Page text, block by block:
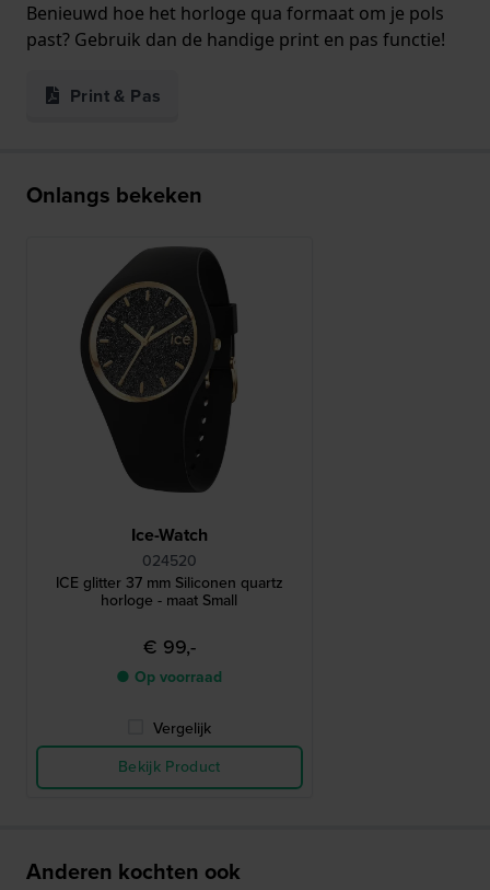
Benieuwd hoe het horloge qua formaat om je pols
past? Gebruik dan de handige print en pas functie!
Print & Pas
Onlangs bekeken
Ice-Watch
024520
ICE glitter 37 mm Siliconen quartz
horloge - maat Small
€ 99,-
● Op voorraad
Vergelijk
Bekijk Product
Anderen kochten ook